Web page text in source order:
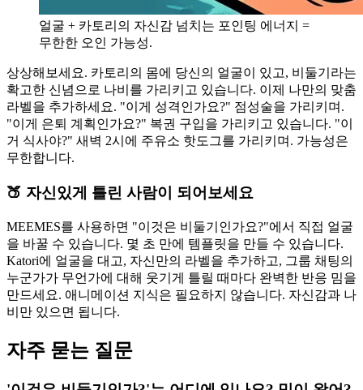
얼굴 + 카토리의 자신감 넘치는 포인팅 에너지 =
무한한 오인 가능성.
상상해보세요. 카토리의 몸에 당신의 얼굴이 있고, 비둘기라는
확고한 신념으로 나비를 가리키고 있습니다. 이제 나만의 맞춤
라벨을 추가하세요. "이게 성격인가요?" 점성술을 가리키며.
"이게 은퇴 계획인가요?" 복권 구입을 가리키고 있습니다. "이
거 식사야?" 새벽 2시에 주유소 핫도그를 가리키며. 가능성은
무한합니다.
🍑 자신있게 틀린 사람이 되어보세요
MEEMES를 사용하면 "이것은 비둘기인가요?"에서 직접 얼굴
을 바꿀 수 있습니다. 몇 초 만에 템플릿을 만들 수 있습니다.
Katori에 얼굴을 대고, 자신만의 라벨을 추가하고, 그룹 채팅의
누군가가 무언가에 대해 웃기게 틀릴 때마다 완벽한 반응 밈을
만드세요. 애니메이션 지식은 필요하지 않습니다. 자신감과 나
비만 있으면 됩니다.
자주 묻는 질문